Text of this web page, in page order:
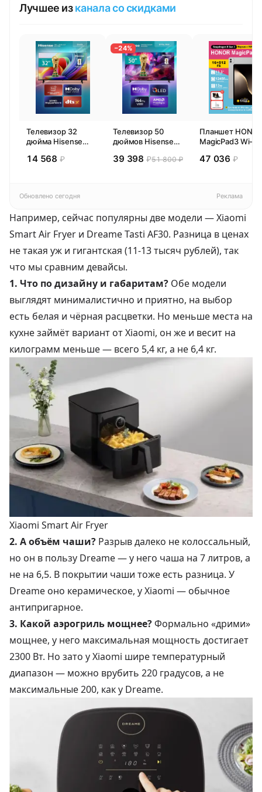
Лучшее изканала со скидками
Телевизор 32
дюйма Hisense
Смарт ТВ HD
14 568 ₽
−24%
Телевизор 50
дюймов Hisense
(2026) Смарт ТВ
39 398 ₽51 800 ₽
Планшет
MagicPad3 Wi-Fi,
Snapdragon 8,
47 036 ₽
Обновлено сегодня Реклама
Например, сейчас популярны две модели —Xiaomi
Smart Air Fryer и Dreame Tasti AF30. Разница в ценах
не такая уж и гигантская (11-13 тысяч рублей), так
что мы сравним девайсы.
1. Что по дизайну и габаритам? Обе модели
выглядят минималистично и приятно, на выбор
есть белая и чёрная расцветки. Но меньше места на
кухне займёт вариант от Xiaomi, он же и весит на
килограмм меньше — всего 5,4 кг, а не 6,4 кг.
Xiaomi Smart Air Fryer
2. А объём чаши? Разрыв далеко не колоссальный,
но он в пользу Dreame — у него чаша на 7 литров, а
не на 6,5. В покрытии чаши тоже есть разница. У
Dreame оно керамическое, у Xiaomi — обычное
антипригарное.
3. Какой аэрогриль мощнее?Формально «дрими»
мощнее, у него максимальная мощность достигает
2300 Вт. Но зато у Xiaomi шире температурный
диапазон — можно врубить 220 градусов, а не
максимальные 200, как у Dreame.